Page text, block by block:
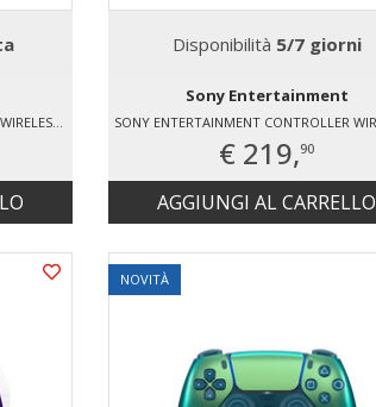
SONY ENTERTAINMENT CONTROLLER WIRELESS DUALSENSE® – MIDNIGHT BLACK - PER PS5, PC, MAC E DISPOSITIVI MOBILI
Disponibilità 5/7 giorni
Sony Entertainment
€ 219,90
AGGIUNGI AL CARRELLO
NOVITÀ